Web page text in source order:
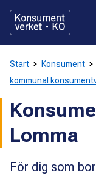
direkt
innehållet
Start Konsument
kommunal
Lomma
För dig som